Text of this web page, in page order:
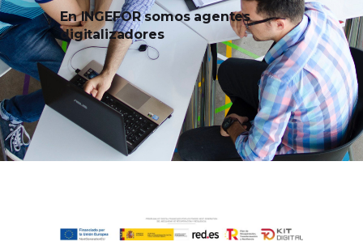
En INGEFOR somos agentes
digitalizadores